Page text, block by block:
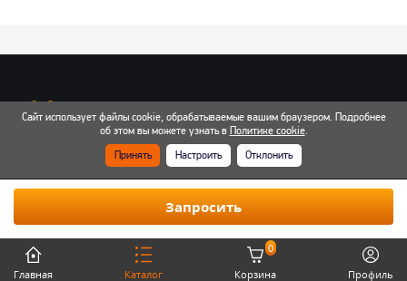
Запросить
Главная Каталог
0
Корзина
Профиль
info@mixtcar.ru
Почта для связи
Все контакты
Сайт использует файлы cookie, обрабатываемые вашим браузером. Подробнее
об этом вы можете узнать в Политике cookie.
Принять
Настроить Отклонить